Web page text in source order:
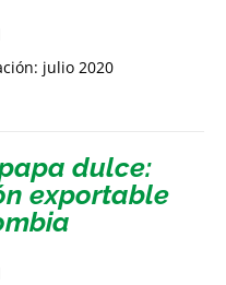
julio 2020
dulce:
exportable